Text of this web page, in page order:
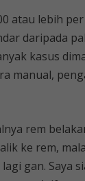
atau lebih
daripada
kasus
manual,
rem
ke rem,
gan. Saya